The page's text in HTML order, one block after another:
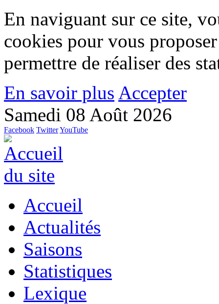
En naviguant sur ce site,
cookies pour vous
permettre de réaliser des
En savoir plus Accepter
Samedi 08 Août 2026
Facebook TwitterYouTube
Accueil
Actualités
Saisons
Statistiques
Lexique